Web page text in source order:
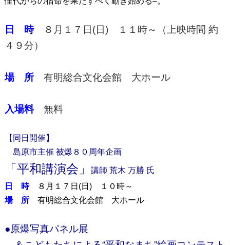
日 時８月１７日(日) １１時～（上映時間 約
４９分）
場 所有明総合文化会館 大ホール
入場料無料
【同日開催】
島原市主催 被爆８０周年企画
「平和講演会」
講師 荒木 万勝 氏
日 時８月１７日(日) １０時～
場 所有明総合文化会館 大ホール
●原爆写真パネル展